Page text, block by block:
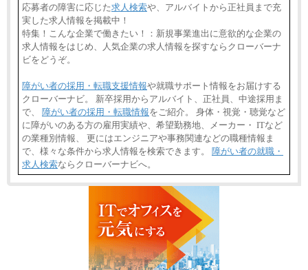
応募者の障害に応じた求人検索や、アルバイトから正社員まで充
実した求人情報を掲載中！
特集！こんな企業で働きたい！：新規事業進出に意欲的な企業の
求人情報をはじめ、人気企業の求人情報を探すならクローバーナ
ビをどうぞ。
障がい者の採用・転職支援情報や就職サポート情報をお届けする
クローバーナビ。 新卒採用からアルバイト、正社員、中途採用ま
で、 障がい者の採用・転職情報をご紹介。 身体・視覚・聴覚など
に障がいのある方の雇用実績や、希望勤務地、メーカー・ ITなど
の業種別情報、 更にはエンジニアや事務関連などの職種情報ま
で、様々な条件から求人情報を検索できます。 障がい者の就職・
求人検索ならクローバーナビへ。